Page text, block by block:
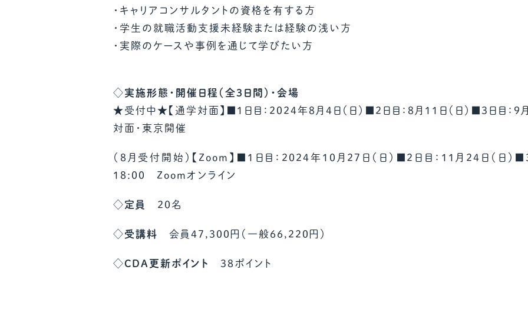
・キャリアコンサルタントの資格を有する方
・学生の就職活動支援未経験または経験の浅い方
・実際のケースや事例を通じて学びたい方
◇実施形態・開催日程（全3日間）・会場
★受付中★【通学対面】■1日目：2024年8月4日（日）■2日目：8月11日（日）■3日目：
対面・東京開催
（8月受付開始）【Zoom】■1日目：2024年10月27日（日）■2日目：11月24日（日）
18:00 Zoomオンライン
◇定員 20名
◇受講料 会員47,300円（一般66,220円）
◇CDA更新ポイント 38ポイント